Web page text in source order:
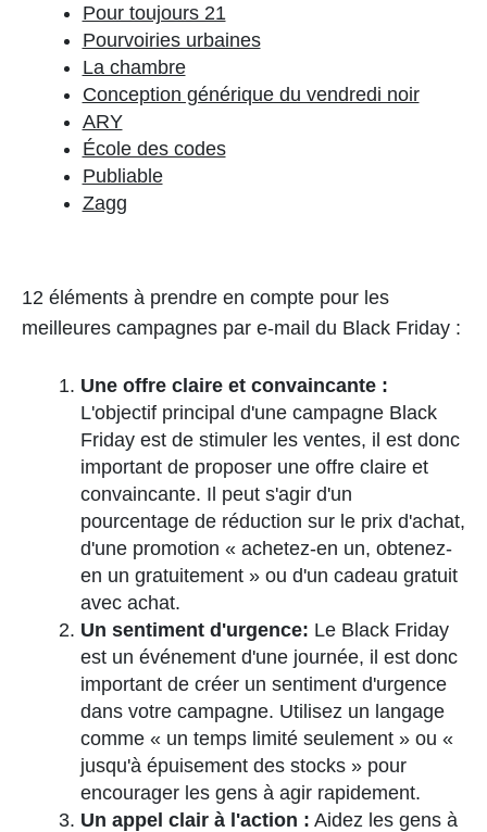
Pour toujours 21
Pourvoiries urbaines
La chambre
Conception générique du vendredi noir
ARY
École des codes
Publiable
Zagg
12 éléments à prendre en compte pour les
meilleures campagnes par e-mail du Black Friday :
Une offre claire et convaincante :
L'objectif principal d'une campagne Black
Friday est de stimuler les ventes, il est donc
important de proposer une offre claire et
convaincante. Il peut s'agir d'un
pourcentage de réduction sur le prix d'achat,
d'une promotion « achetez-en un, obtenez-
en un gratuitement » ou d'un cadeau gratuit
avec achat.
Un sentiment d'urgence: Le Black Friday
est un événement d'une journée, il est donc
important de créer un sentiment d'urgence
dans votre campagne. Utilisez un langage
comme « un temps limité seulement » ou «
jusqu'à épuisement des stocks » pour
encourager les gens à agir rapidement.
Un appel clair à l'action : Aidez les gens à